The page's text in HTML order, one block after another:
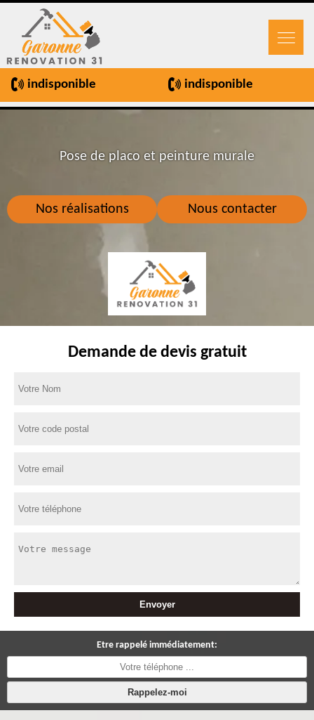
indisponible indisponible
Nos réalisations Nous contacter
Pose de placo et peinture murale
Demande de devis gratuit
Etre rappelé immédiatement: